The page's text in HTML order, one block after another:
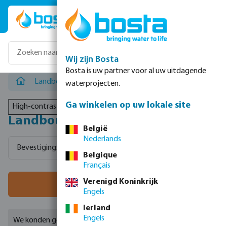
Ga naar de hoofdinhoud
Landbouw beregening
High-contrast mode
Landbouw beregening
Bevestigingsmaterialen & lijmen
Filter
We konden geen geschikte resultaten vinden
Wij zijn Bosta
Bosta is uw partner voor al uw uitdagende
waterprojecten.
Ga winkelen op uw lokale site
België
Nederlands
Belgique
Français
Verenigd Koninkrijk
Engels
Ierland
Engels